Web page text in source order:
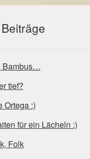
Bambus…
tief?
Ortega :)
für ein Lächeln :)
Folk